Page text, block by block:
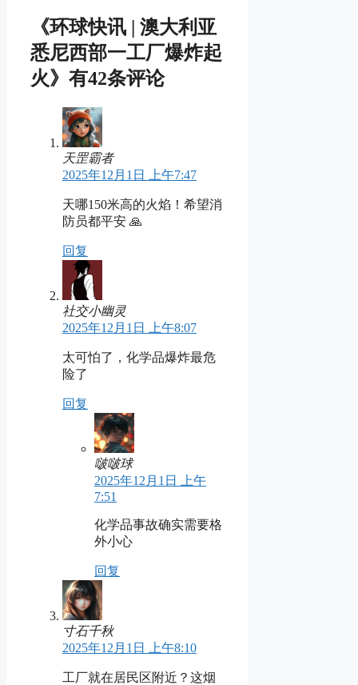
《环球快讯 | 澳大利亚
悉尼西部一工厂爆炸起
火》有42条评论
天罡霸者
2025年12月1日 上午7:47
天哪150米高的火焰！希望消
防员都平安 🙏
回复
社交小幽灵
2025年12月1日 上午8:07
太可怕了，化学品爆炸最危
险了
回复
啵啵球
2025年12月1日 上午
7:51
化学品事故确实需要格
外小心
回复
寸石千秋
2025年12月1日 上午8:10
工厂就在居民区附近？这烟